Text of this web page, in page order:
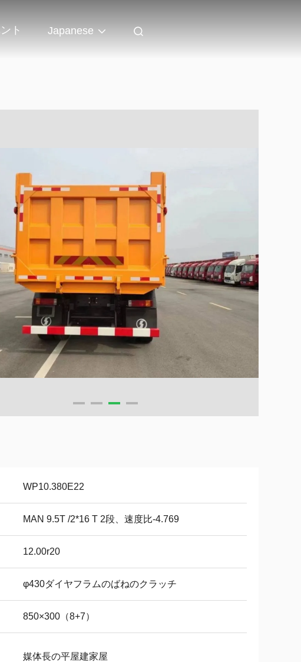
ト Japanese
WP10.380E22
MAN 9.5T /2*16 T 2段、速度比-4.769
12.00r20
φ430ダイヤフラムのばねのクラッチ
850×300（8+7）
媒体長の平屋建家屋